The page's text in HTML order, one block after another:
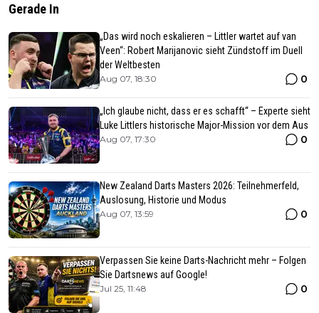
Gerade In
„Das wird noch eskalieren – Littler wartet auf van
Veen“: Robert Marijanovic sieht Zündstoff im Duell
der Weltbesten
Aug 07, 18:30 0
„Ich glaube nicht, dass er es schafft“ – Experte sieht
Luke Littlers historische Major-Mission vor dem Aus
Aug 07, 17:30 0
New Zealand Darts Masters 2026: Teilnehmerfeld,
Auslosung, Historie und Modus
Aug 07, 13:59 0
Verpassen Sie keine Darts-Nachricht mehr – Folgen
Sie Dartsnews auf Google!
Jul 25, 11:48 0